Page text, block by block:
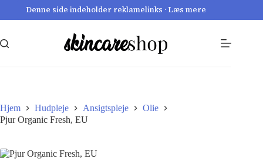
Denne side indeholder reklamelinks · Læs mere
Hjem Hudpleje Ansigtspleje
Olie
Pjur Organic Fresh, EU